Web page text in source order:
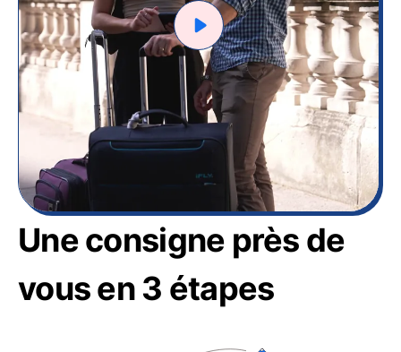
Une consigne près de
vous en 3 étapes